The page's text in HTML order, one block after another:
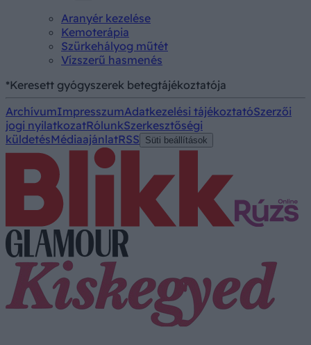
Aranyér kezelése
Kemoterápia
Szürkehályog műtét
Vízszerű hasmenés
*Keresett gyógyszerek betegtájékoztatója
ArchívumImpresszumAdatkezelési tájékoztatóSzerzői
jogi nyilatkozatRólunkSzerkesztőségi
küldetésMédiaajánlatRSS Süti beállítások